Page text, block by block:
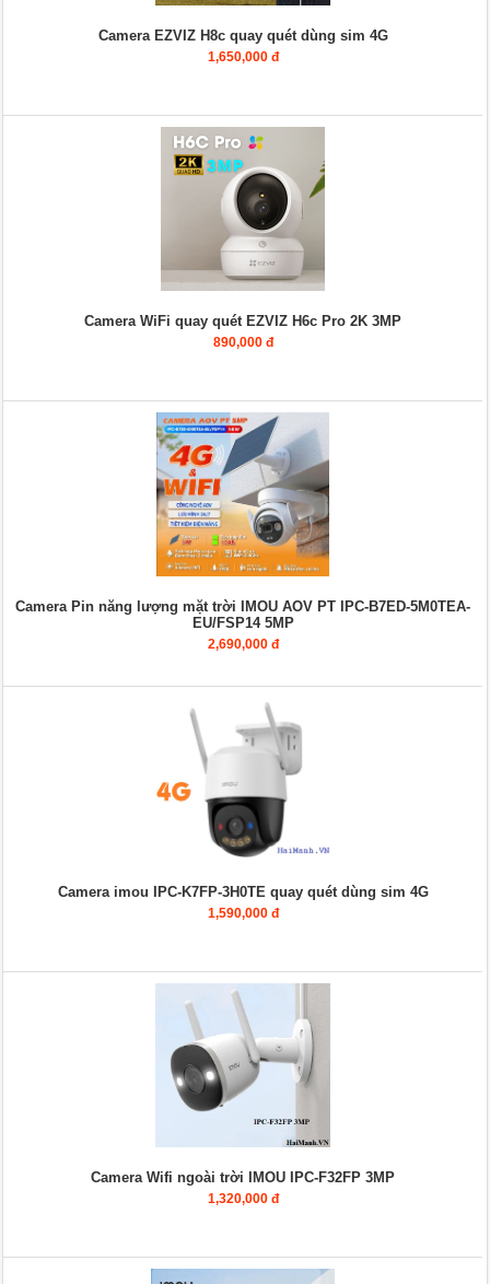
Camera EZVIZ H8c quay quét dùng sim 4G
1,650,000 đ
Camera WiFi quay quét EZVIZ H6c Pro 2K 3MP
890,000 đ
Camera Pin năng lượng mặt trời IMOU AOV PT IPC-B7ED-5M0TEA-
EU/FSP14 5MP
2,690,000 đ
Camera imou IPC-K7FP-3H0TE quay quét dùng sim 4G
1,590,000 đ
Camera Wifi ngoài trời IMOU IPC-F32FP 3MP
1,320,000 đ